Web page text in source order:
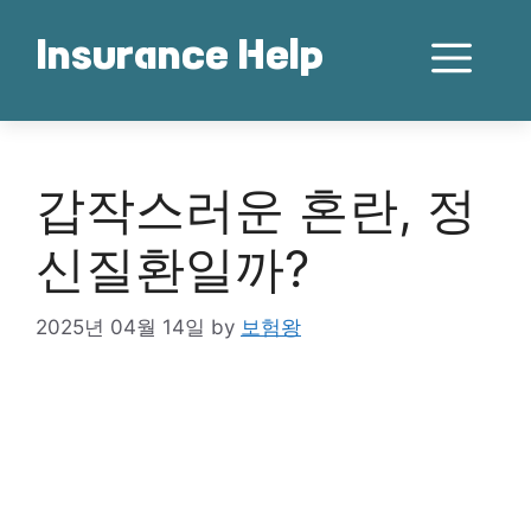
contentInsurance Help
갑작스러운 혼란, 정
신질환일까?
2025년 04월 14일 by 보험왕